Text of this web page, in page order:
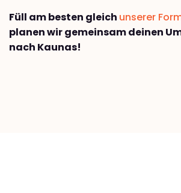
Füll am besten gleich unserer
planen wir gemeinsam deinen
nach Kaunas!